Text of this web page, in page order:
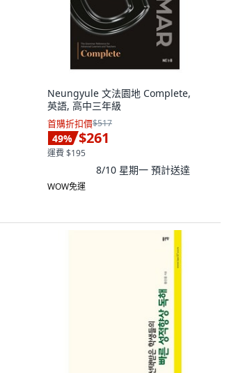
Neungyule 文法園地 Complete,
英語, 高中三年級
首購折扣價$517
49% $261
運費 $195
8/10 星期一 預計送達
WOW免運